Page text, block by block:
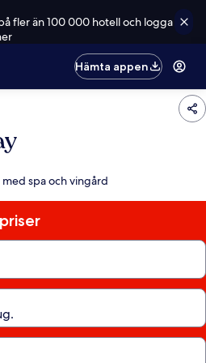
fler än 100 000 hotell och logga
Hämta appen
spa och vingård